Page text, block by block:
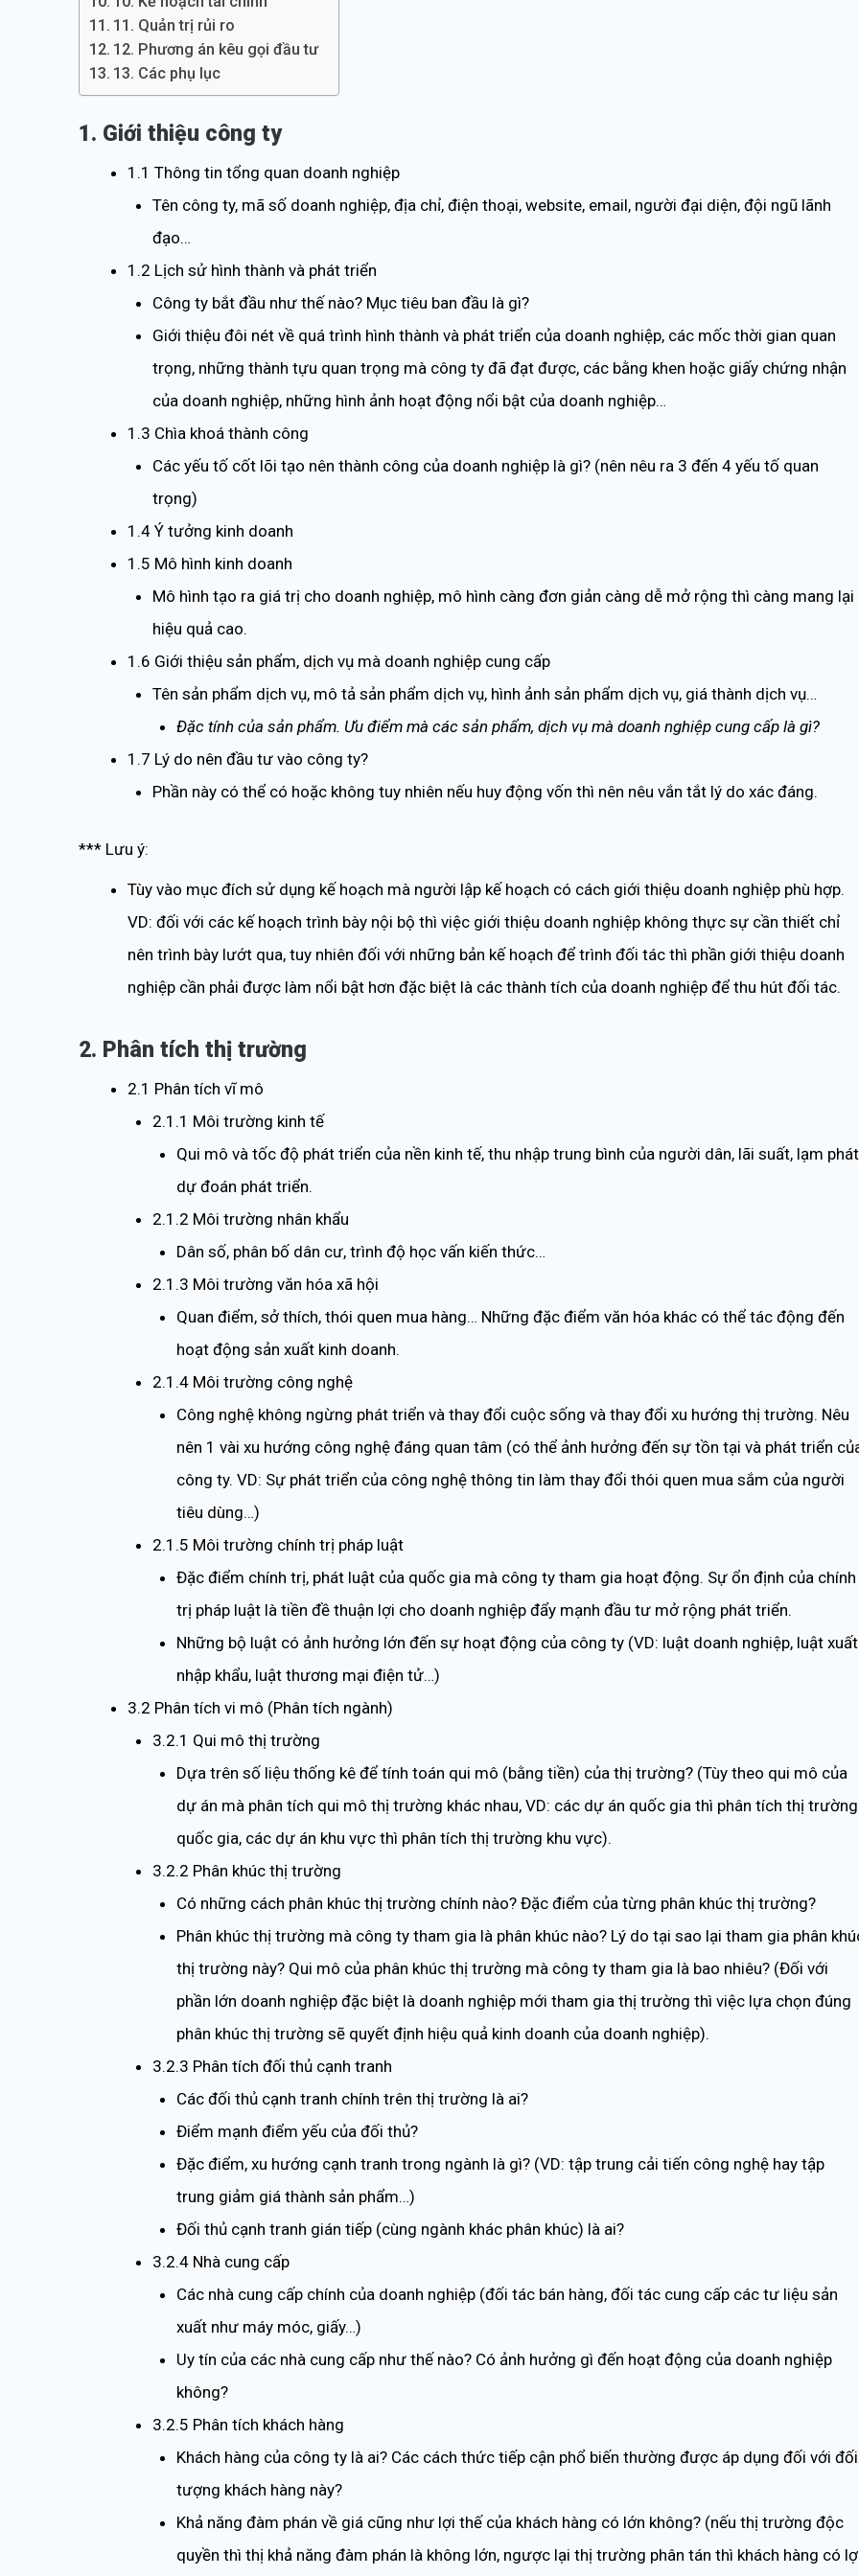
11. Quản trị rủi ro
12. Phương án kêu gọi đầu tư
13. Các phụ lục
1. Giới thiệu công ty
1.1 Thông tin tổng quan doanh nghiệp
Tên công ty, mã số doanh nghiệp, địa chỉ, điện thoại, website, email, người đại diện, đội ngũ lãnh
đạo…
1.2 Lịch sử hình thành và phát triển
Công ty bắt đầu như thế nào? Mục tiêu ban đầu là gì?
Giới thiệu đôi nét về quá trình hình thành và phát triển của doanh nghiệp, các mốc thời gian quan
trọng, những thành tựu quan trọng mà công ty đã đạt được, các bằng khen hoặc giấy chứng nhận
của doanh nghiệp, những hình ảnh hoạt động nổi bật của doanh nghiệp…
1.3 Chìa khoá thành công
Các yếu tố cốt lõi tạo nên thành công của doanh nghiệp là gì? (nên nêu ra 3 đến 4 yếu tố quan
trọng)
1.4 Ý tưởng kinh doanh
1.5 Mô hình kinh doanh
Mô hình tạo ra giá trị cho doanh nghiệp, mô hình càng đơn giản càng dễ mở rộng thì càng mang lại
hiệu quả cao.
1.6 Giới thiệu sản phẩm, dịch vụ mà doanh nghiệp cung cấp
Tên sản phẩm dịch vụ, mô tả sản phẩm dịch vụ, hình ảnh sản phẩm dịch vụ, giá thành dịch vụ…
Đặc tính của sản phẩm. Ưu điểm mà các sản phẩm, dịch vụ mà doanh nghiệp cung cấp là gì?
1.7 Lý do nên đầu tư vào công ty?
Phần này có thể có hoặc không tuy nhiên nếu huy động vốn thì nên nêu vắn tắt lý do xác đáng.
*** Lưu ý:
Tùy vào mục đích sử dụng kế hoạch mà người lập kế hoạch có cách giới thiệu doanh nghiệp phù hợp.
VD: đối với các kế hoạch trình bày nội bộ thì việc giới thiệu doanh nghiệp không thực sự cần thiết chỉ
nên trình bày lướt qua, tuy nhiên đối với những bản kế hoạch để trình đối tác thì phần giới thiệu doanh
nghiệp cần phải được làm nổi bật hơn đặc biệt là các thành tích của doanh nghiệp để thu hút đối tác.
2. Phân tích thị trường
2.1 Phân tích vĩ mô
2.1.1 Môi trường kinh tế
Qui mô và tốc độ phát triển của nền kinh tế, thu nhập trung bình của người dân, lãi suất, lạm
dự đoán phát triển.
2.1.2 Môi trường nhân khẩu
Dân số, phân bố dân cư, trình độ học vấn kiến thức…
2.1.3 Môi trường văn hóa xã hội
Quan điểm, sở thích, thói quen mua hàng… Những đặc điểm văn hóa khác có thể tác động đến
hoạt động sản xuất kinh doanh.
2.1.4 Môi trường công nghệ
Công nghệ không ngừng phát triển và thay đổi cuộc sống và thay đổi xu hướng thị trường. Nêu
nên 1 vài xu hướng công nghệ đáng quan tâm (có thể ảnh hưởng đến sự tồn tại và phát triển
công ty. VD: Sự phát triển của công nghệ thông tin làm thay đổi thói quen mua sắm của người
tiêu dùng…)
2.1.5 Môi trường chính trị pháp luật
Đặc điểm chính trị, phát luật của quốc gia mà công ty tham gia hoạt động. Sự ổn định của chính
trị pháp luật là tiền đề thuận lợi cho doanh nghiệp đẩy mạnh đầu tư mở rộng phát triển.
Những bộ luật có ảnh hưởng lớn đến sự hoạt động của công ty (VD: luật doanh nghiệp, luật xuất
nhập khẩu, luật thương mại điện tử…)
3.2 Phân tích vi mô (Phân tích ngành)
3.2.1 Qui mô thị trường
Dựa trên số liệu thống kê để tính toán qui mô (bằng tiền) của thị trường? (Tùy theo qui mô của
dự án mà phân tích qui mô thị trường khác nhau, VD: các dự án quốc gia thì phân tích thị trường
quốc gia, các dự án khu vực thì phân tích thị trường khu vực).
3.2.2 Phân khúc thị trường
Có những cách phân khúc thị trường chính nào? Đặc điểm của từng phân khúc thị trường?
Phân khúc thị trường mà công ty tham gia là phân khúc nào? Lý do tại sao lại tham gia phân
thị trường này? Qui mô của phân khúc thị trường mà công ty tham gia là bao nhiêu? (Đối với
phần lớn doanh nghiệp đặc biệt là doanh nghiệp mới tham gia thị trường thì việc lựa chọn đúng
phân khúc thị trường sẽ quyết định hiệu quả kinh doanh của doanh nghiệp).
3.2.3 Phân tích đối thủ cạnh tranh
Các đối thủ cạnh tranh chính trên thị trường là ai?
Điểm mạnh điểm yếu của đối thủ?
Đặc điểm, xu hướng cạnh tranh trong ngành là gì? (VD: tập trung cải tiến công nghệ hay tập
trung giảm giá thành sản phẩm…)
Đối thủ cạnh tranh gián tiếp (cùng ngành khác phân khúc) là ai?
3.2.4 Nhà cung cấp
Các nhà cung cấp chính của doanh nghiệp (đối tác bán hàng, đối tác cung cấp các tư liệu sản
xuất như máy móc, giấy…)
Uy tín của các nhà cung cấp như thế nào? Có ảnh hưởng gì đến hoạt động của doanh nghiệp
không?
3.2.5 Phân tích khách hàng
Khách hàng của công ty là ai? Các cách thức tiếp cận phổ biến thường được áp dụng đối với đối
tượng khách hàng này?
Khả năng đàm phán về giá cũng như lợi thế của khách hàng có lớn không? (nếu thị trường độc
quyền thì thị khả năng đàm phán là không lớn, ngược lại thị trường phân tán thì khách hàng có